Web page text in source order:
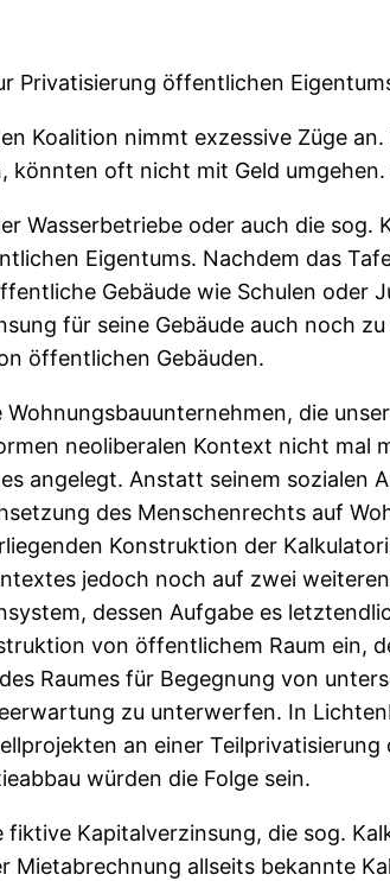
Privatisierung öffentlichen
Koalition nimmt exzessive Züge
oft nicht mit Geld
Wasserbetriebe oder auch die
Eigentums. Nachdem das
Gebäude wie Schulen oder
für seine Gebäude auch noch
öffentlichen Gebäuden.
die
neoliberalen Kontext nicht mal
angelegt. Anstatt seinem
des Menschenrechts auf
Konstruktion der
jedoch noch auf zwei
dessen Aufgabe es
von öffentlichem Raum ein,
Raumes für Begegnung von
zu unterwerfen. In
an einer
würden die Folge sein.
Kapitalverzinsung, die sog.
Mietabrechnung allseits bekannte